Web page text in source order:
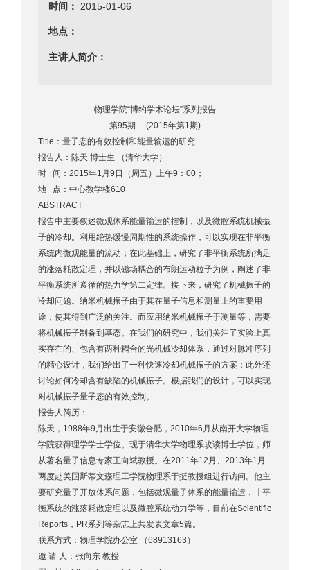
时间： 2015-01-06
地点：
主讲人简介：
物理学院“博约学术论坛”系列报告
第95期 (2015年第1期)
Title：量子态的有效控制和能量输运的研究
报告人：陈天 博士生 （清华大学）
时 间：2015年1月9日（周五）上午9：00；
地 点：中心教学楼610
ABSTRACT
报告中主要叙述微观体系能量输运的控制，以及微腔系统机械振
子的冷却。利用绝热缓慢周期性的系统操作，可以实现在非平衡
系统内微观能量的流动；在此基础上，研究了非平衡系统所满足
的涨落耗散定理，并以磁场耦合的布朗运动粒子为例，阐述了非
平衡系统所遵循的热力学第二定律。接下来，研究了机械振子的
冷却问题。纳米机械振子由于其在量子信息和测量上的重要用
途，使其得到广泛的关注。而应用纳米机械振子于测量等，需要
将机械振子制备到基态。在我们的研究中，我们关注了实验上真
实存在的、包含有两种耦合的光机械冷却体系，通过对脉冲序列
的精心设计，我们给出了一种快速冷却机械振子的方案；此外还
讨论如何冷却含有缺陷的机械振子。根据我们的设计，可以实现
对机械振子量子态的有效控制。
报告人简历：
陈天，1988年9月出生于安徽合肥，2010年6月从南开大学物理
学院获得理学学士学位。现于清华大学物理系攻读博士学位，师
从著名量子信息专家王向斌教授。在2011年12月、2013年1月
两度赴美国斯蒂文森理工学院物理系于挺教授组进行访问。他主
要研究量子开放体系问题，包括微观量子体系的能量输运，非平
衡系统的涨落耗散定理以及微腔系统动力学等，目前在Scientific
Reports，PR系列等杂志上共发表文章5篇。
联系方式：物理学院办公室 （68913163）
邀 请 人：张向东 教授